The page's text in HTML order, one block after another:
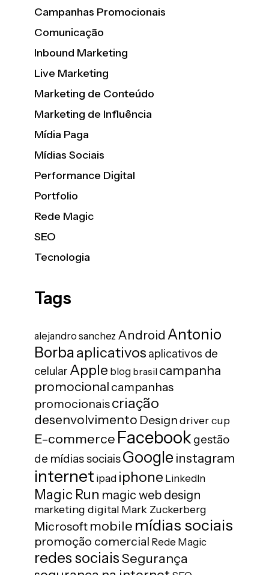
Campanhas Promocionais
Comunicação
Inbound Marketing
Live Marketing
Marketing de Conteúdo
Marketing de Influência
Mídia Paga
Mídias Sociais
Performance Digital
Portfolio
Rede Magic
SEO
Tecnologia
Tags
alejandro sanchez Android Antonio
Borba aplicativos aplicativos de
celular Apple blog brasil campanha
promocional campanhas
promocionaiscriação
desenvolvimento Designdriver cup
E-commerce Facebook gestão
de mídias sociaisGoogle instagram
internet ipad iphone LinkedIn
Magic Run magic web design
marketing digital Mark Zuckerberg
Microsoft mobile mídias sociais
promoção comercial Rede Magic
redes sociaisSegurança